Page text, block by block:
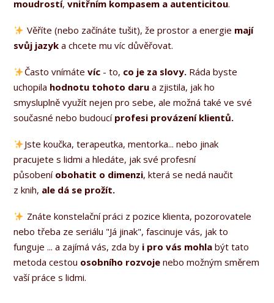
moudrostí,vnitřním kompasem a autenticitou.
Věříte (nebo začínáte tušit), že prostor a energie mají
svůj jazyk a chcete mu víc důvěřovat.
Často vnímáte víc- to, co je za slovy. Ráda byste
uchopila hodnotu tohoto daru a zjistila, jak ho
smysluplně využít nejen pro sebe, ale možná také ve své
současné nebo budoucí profesi provázení klientů.
Jste koučka, terapeutka, mentorka... nebo jinak
pracujete s lidmi a hledáte, jak své profesní
působení obohatit o dimenzi, která se nedá naučit
z knih, ale dá se prožít.
Znáte konstelační práci z pozice klienta, pozorovatele
nebo třeba ze seriálu "Já jinak", fascinuje vás, jak to
funguje ... a zajímá vás, zda by i pro vás mohla být tato
metoda cestou osobního rozvoje nebo možným směrem
vaší práce s lidmi.